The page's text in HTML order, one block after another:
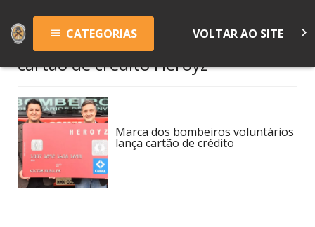
menu CATEGORIAS VOLTAR AO SITE keyboard_arrow_right
cartão de crédito Heroyz
Marca dos bombeiros voluntários
lança cartão de crédito